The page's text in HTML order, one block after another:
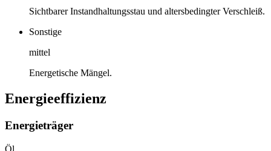
Sichtbarer Instandhaltungsstau und altersbedingter Verschleiß.
Sonstige
mittel
Energetische Mängel.
Energieeffizienz
Energieträger
Öl